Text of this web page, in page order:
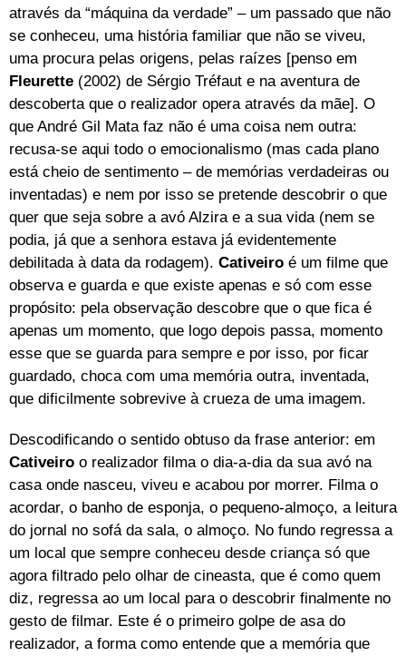
através da “máquina da verdade” – um passado que não
se conheceu, uma história familiar que não se viveu,
uma procura pelas origens, pelas raízes [penso em
Fleurette (2002) de Sérgio Tréfaut e na aventura de
descoberta que o realizador opera através da mãe]. O
que André Gil Mata faz não é uma coisa nem outra:
recusa-se aqui todo o emocionalismo (mas cada plano
está cheio de sentimento – de memórias verdadeiras ou
inventadas) e nem por isso se pretende descobrir o que
quer que seja sobre a avó Alzira e a sua vida (nem se
podia, já que a senhora estava já evidentemente
debilitada à data da rodagem). Cativeiro é um filme que
observa e guarda e que existe apenas e só com esse
propósito: pela observação descobre que o que fica é
apenas um momento, que logo depois passa, momento
esse que se guarda para sempre e por isso, por ficar
guardado, choca com uma memória outra, inventada,
que dificilmente sobrevive à crueza de uma imagem.
Descodificando o sentido obtuso da frase anterior: em
Cativeiro o realizador filma o dia-a-dia da sua avó na
casa onde nasceu, viveu e acabou por morrer. Filma o
acordar, o banho de esponja, o pequeno-almoço, a leitura
do jornal no sofá da sala, o almoço. No fundo regressa a
um local que sempre conheceu desde criança só que
agora filtrado pelo olhar de cineasta, que é como quem
diz, regressa ao um local para o descobrir finalmente no
gesto de filmar. Este é o primeiro golpe de asa do
realizador, a forma como entende que a memória que